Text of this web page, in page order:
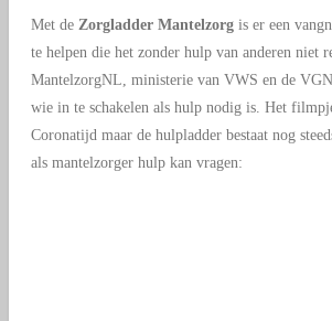
Met de Zorgladder Mantelzorgis er een
te helpen die het zonder hulp van anderen niet
MantelzorgNL, ministerie van VWS en de
wie in te schakelen als hulp nodig is. Het
Coronatijd maar de hulpladder bestaat nog
als mantelzorger hulp kan vragen: